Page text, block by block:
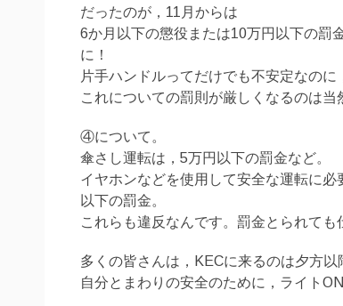
だったのが，11月からは
6か月以下の懲役または10万円以下の罰
に！
片手ハンドルってだけでも不安定なのに
これについての罰則が厳しくなるのは当
④について。
傘さし運転は，5万円以下の罰金など。
イヤホンなどを使用して安全な運転に
以下の罰金。
これらも違反なんです。罰金とられても
多くの皆さんは，KECに来るのは夕方以
自分とまわりの安全のために，ライト